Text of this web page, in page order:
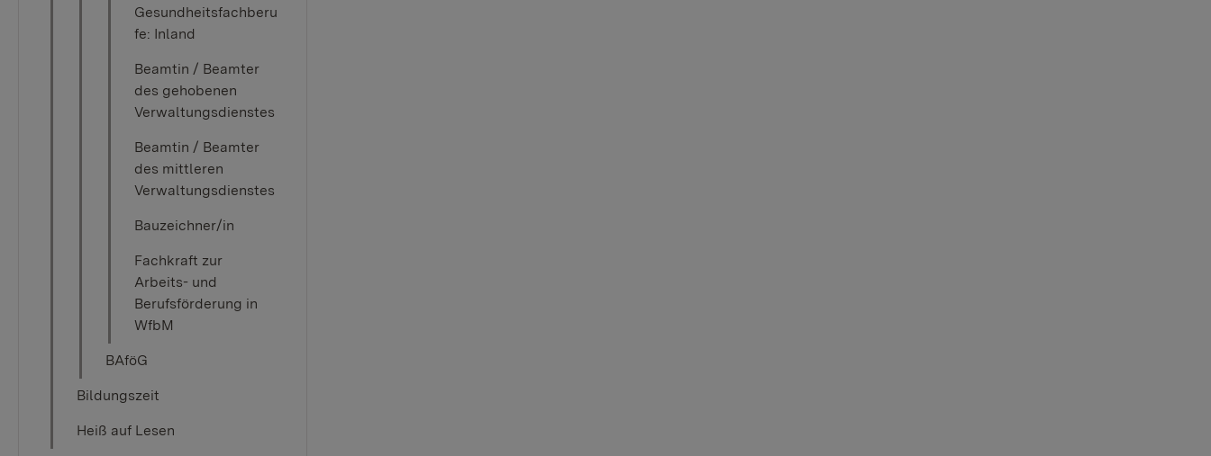
Gesundheitsfachberu
fe: Inland
Beamtin / Beamter
des gehobenen
Verwaltungsdienstes
Beamtin / Beamter
des mittleren
Verwaltungsdienstes
Bauzeichner/in
Fachkraft zur
Arbeits- und
Berufsförderung in
WfbM
BAföG
Bildungszeit
Heiß auf Lesen